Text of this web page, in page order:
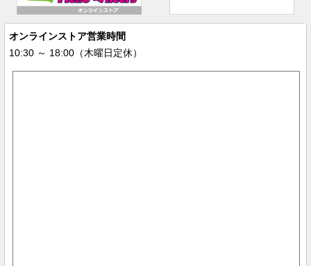
オンラインストア営業時間
10:30 ～ 18:00（木曜日定休）